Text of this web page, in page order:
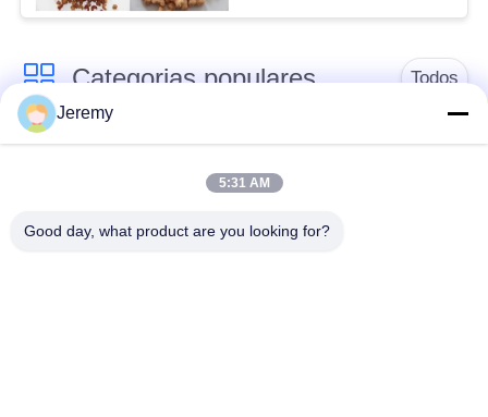
Categorias populares Todos
Linha de produção de
Linha de produção da
placa de partícula
linha de produção do
Projetos de papel da
Jeremy
5:31 AM
Good day, what product are you looking for?